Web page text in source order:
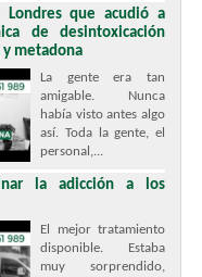
Londres que acudió a
de desintoxicación
y metadona
La gente era tan
amigable. Nunca
había visto antes algo
así. Toda la gente, el
personal,...
la adicción a los
El mejor tratamiento
disponible. Estaba
muy sorprendido,